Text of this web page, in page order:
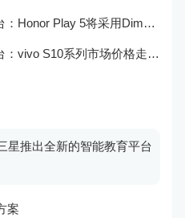
忠机者手机专卖平台：Honor Play 5将采用Dimensity 800U芯片
忠机者手机专卖平台：vivo S10系列市场价格走势平稳
星推出全新的智能教育平台
案